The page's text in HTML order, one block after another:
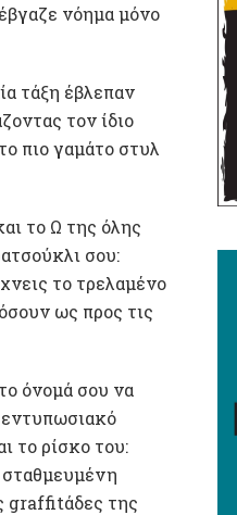
νόημα μόνο
τάξη έβλεπαν
τον ίδιο
πιο γαμάτο στυλ
το Ω της όλης
σου:
το τρελαμένο
ως προς τις
όνομά σου να
εντυπωσιακό
το ρίσκο του:
σταθμευμένη
graffitάδες της